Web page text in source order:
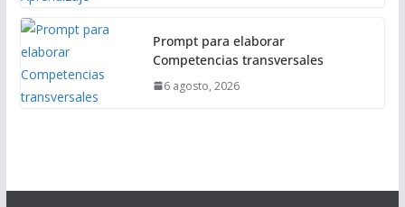
Prompt para elaborar
Competencias transversales
6 agosto, 2026